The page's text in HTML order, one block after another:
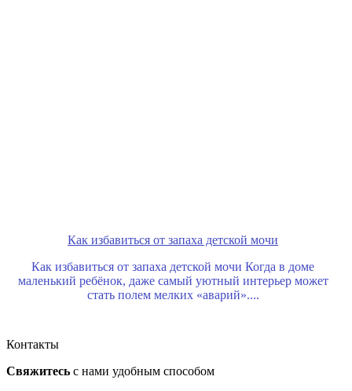
Как избавиться от запаха детской мочи
Как избавиться от запаха детской мочи Когда в доме
маленький ребёнок, даже самый уютный интерьер может
стать полем мелких «аварий»....
Контакты
Свяжитесь с нами удобным способом